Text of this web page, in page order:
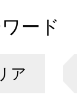
ード
ア